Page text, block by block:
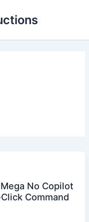
No Copilot
Command